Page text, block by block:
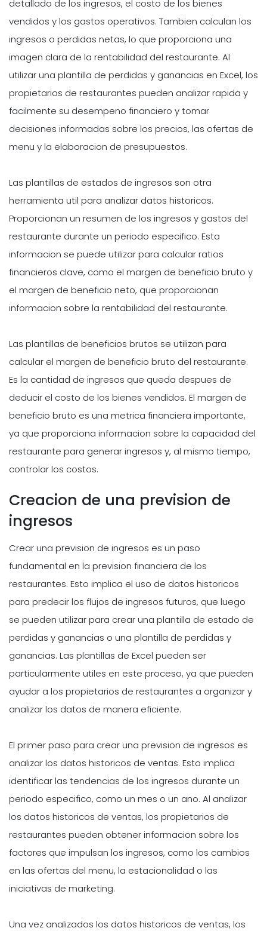
detallado de los ingresos, el costo de los bienes
vendidos y los gastos operativos. Tambien calculan los
ingresos o perdidas netas, lo que proporciona una
imagen clara de la rentabilidad del restaurante. Al
utilizar una plantilla de perdidas y ganancias en Excel, los
propietarios de restaurantes pueden analizar rapida y
facilmente su desempeno financiero y tomar
decisiones informadas sobre los precios, las ofertas de
menu y la elaboracion de presupuestos.
Las plantillas de estados de ingresos son otra
herramienta util para analizar datos historicos.
Proporcionan un resumen de los ingresos y gastos del
restaurante durante un periodo especifico. Esta
informacion se puede utilizar para calcular ratios
financieros clave, como el margen de beneficio bruto y
el margen de beneficio neto, que proporcionan
informacion sobre la rentabilidad del restaurante.
Las plantillas de beneficios brutos se utilizan para
calcular el margen de beneficio bruto del restaurante.
Es la cantidad de ingresos que queda despues de
deducir el costo de los bienes vendidos. El margen de
beneficio bruto es una metrica financiera importante,
ya que proporciona informacion sobre la capacidad del
restaurante para generar ingresos y, al mismo tiempo,
controlar los costos.
Creacion de una prevision de
ingresos
Crear una prevision de ingresos es un paso
fundamental en la prevision financiera de los
restaurantes. Esto implica el uso de datos historicos
para predecir los flujos de ingresos futuros, que luego
se pueden utilizar para crear una plantilla de estado de
perdidas y ganancias o una plantilla de perdidas y
ganancias. Las plantillas de Excel pueden ser
particularmente utiles en este proceso, ya que pueden
ayudar a los propietarios de restaurantes a organizar y
analizar los datos de manera eficiente.
El primer paso para crear una prevision de ingresos es
analizar los datos historicos de ventas. Esto implica
identificar las tendencias de los ingresos durante un
periodo especifico, como un mes o un ano. Al analizar
los datos historicos de ventas, los propietarios de
restaurantes pueden obtener informacion sobre los
factores que impulsan los ingresos, como los cambios
en las ofertas del menu, la estacionalidad o las
iniciativas de marketing.
Una vez analizados los datos historicos de ventas, los